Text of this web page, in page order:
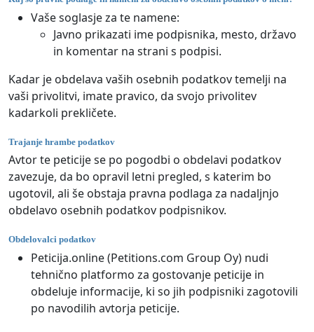
Vaše soglasje za te namene:
Javno prikazati ime podpisnika, mesto, državo
in komentar na strani s podpisi.
Kadar je obdelava vaših osebnih podatkov temelji na
vaši privolitvi, imate pravico, da svojo privolitev
kadarkoli prekličete.
Trajanje hrambe podatkov
Avtor te peticije se po pogodbi o obdelavi podatkov
zavezuje, da bo opravil letni pregled, s katerim bo
ugotovil, ali še obstaja pravna podlaga za nadaljnjo
obdelavo osebnih podatkov podpisnikov.
Obdelovalci podatkov
Peticija.online (Petitions.com Group Oy) nudi
tehnično platformo za gostovanje peticije in
obdeluje informacije, ki so jih podpisniki zagotovili
po navodilih avtorja peticije.